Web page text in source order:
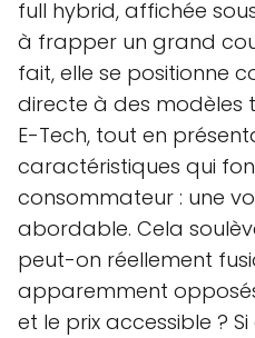
full hybrid, affichée
à frapper un grand
fait, elle se positionne
directe à des modèles
E-Tech, tout en
caractéristiques qui
consommateur : une
abordable. Cela
peut-on réellement
apparemment
et le prix accessible ?